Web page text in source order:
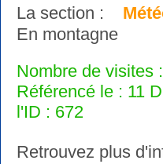
La section :
En montagne
Nombre de visites
Référencé le : 11
l'ID : 672
Retrouvez plus